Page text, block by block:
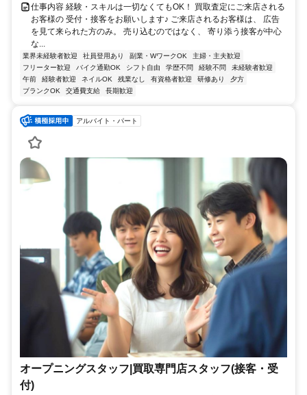
仕事内容 経験・スキルは一切なくてもOK！ 買取査定にご来店される
お客様の 受付・接客をお願いします♪ ご来店されるお客様は、 広告
を見て来られた方のみ。 売り込むのではなく、 寄り添う接客が中心
な...
業界未経験者歓迎 社員登用あり 副業・WワークOK
主婦・主夫歓迎
フリーター歓迎
バイク通勤OK シフト自由 学歴不問 経験不問
未経験者歓迎
午前
経験者歓迎 ネイルOK 残業なし 有資格者歓迎 研修あり
夕方
ブランクOK
交通費支給 長期歓迎
アルバイト・パート
オープニングスタッフ|買取専門店スタッフ(接客・受
付)